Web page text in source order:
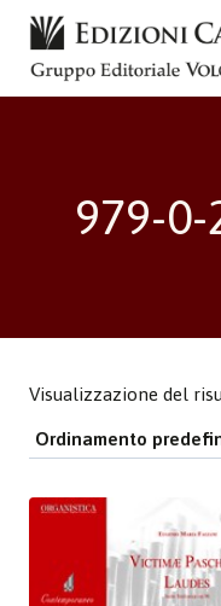
Salta
contenuto
979-
Visualizzazione del